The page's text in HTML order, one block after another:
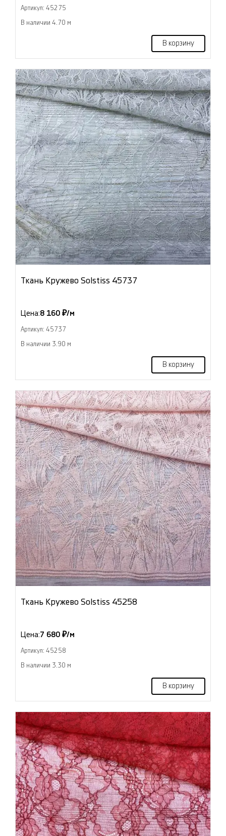
Артикул: 45275
В наличии 4.70 м
В корзину
Ткань Кружево Solstiss 45737
Цена:8 160 ₽/м
Артикул: 45737
В наличии 3.90 м
В корзину
Ткань Кружево Solstiss 45258
Цена:7 680 ₽/м
Артикул: 45258
В наличии 3.30 м
В корзину